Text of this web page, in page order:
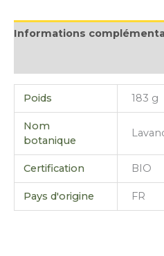
Informations
Poids 183 g
Nom
botanique
Certification BIO
Pays d'origine FR